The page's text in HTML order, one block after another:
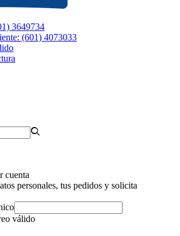
3649734
(601) 4073033
cuenta
personales, tus pedidos y solicita
válido